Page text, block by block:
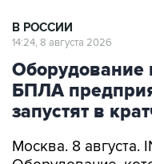
В РОССИИ
14:24, 8 августа 2026
Оборудование
БПЛА
запустят в
Москва. 8 августа.